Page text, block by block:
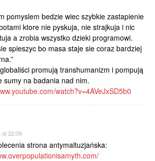
pomyslem bedzie wiec szybkie zastapienie
ktore nie pyskuja, nie strajkuja i nic
a zrobia wszystko dzieki programowi.
spieszyc bo masa staje sie coraz bardziej
promują transhumanizm i pompują
sumy na badania nad nim.
watch?v=4AVeJxSD5b0
at 22:09
strona antymaltuzjańska: